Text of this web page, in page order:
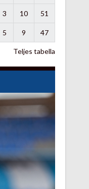
3 10 51
5 9 47
Teljes tabella